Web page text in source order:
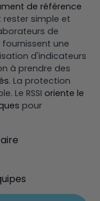
de référence
simple et
de
une
d'indicateurs
à prendre des
. La protection
Le RSSI oriente le
pour